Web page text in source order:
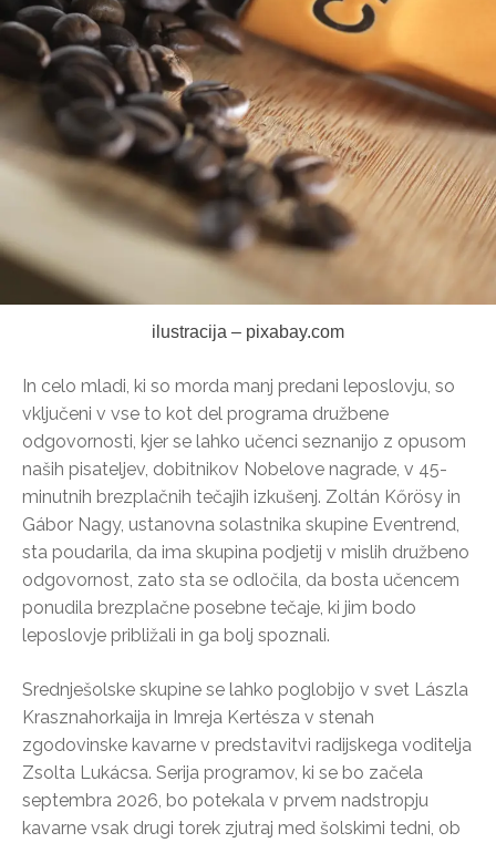
ilustracija – pixabay.com
In celo mladi, ki so morda manj predani leposlovju, so
vključeni v vse to kot del programa družbene
odgovornosti, kjer se lahko učenci seznanijo z opusom
naših pisateljev, dobitnikov Nobelove nagrade, v 45-
minutnih brezplačnih tečajih izkušenj. Zoltán Kőrösy in
Gábor Nagy, ustanovna solastnika skupine Eventrend,
sta poudarila, da ima skupina podjetij v mislih družbeno
odgovornost, zato sta se odločila, da bosta učencem
ponudila brezplačne posebne tečaje, ki jim bodo
leposlovje približali in ga bolj spoznali.
Srednješolske skupine se lahko poglobijo v svet Lászla
Krasznahorkaija in Imreja Kertésza v stenah
zgodovinske kavarne v predstavitvi radijskega voditelja
Zsolta Lukácsa. Serija programov, ki se bo začela
septembra 2026, bo potekala v prvem nadstropju
kavarne vsak drugi torek zjutraj med šolskimi tedni, ob